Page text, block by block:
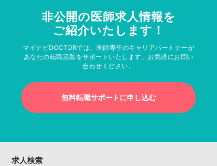
非公開の医師求人情報を
ご紹介いたします！
マイナビDOCTORでは、医師専任のキャリアパートナーが
あなたの転職活動をサポートいたします。お気軽にお問い
合わせください。
無料転職サポートに申し込む
求人検索